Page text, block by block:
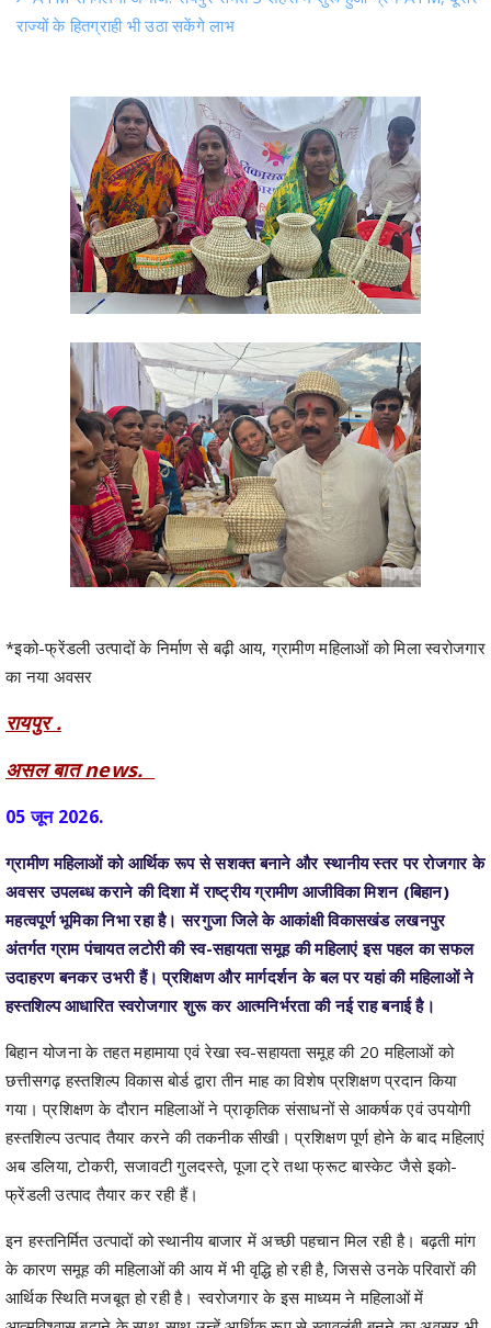
*इको-फ्रेंडली उत्पादों के निर्माण से बढ़ी आय, ग्रामीण महिलाओं को मिला स्वरोजगार
रायपुर .
अवसर उपलब्ध कराने की दिशा में राष्ट्रीय ग्रामीण आजीविका मिशन (बिहान)
महत्वपूर्ण भूमिका निभा रहा है। सरगुजा जिले के आकांक्षी विकासखंड लखनपुर
अंतर्गत ग्राम पंचायत लटोरी की स्व-सहायता समूह की महिलाएं इस पहल का सफल
उदाहरण बनकर उभरी हैं। प्रशिक्षण और मार्गदर्शन के बल पर यहां की महिलाओं ने
हस्तशिल्प आधारित स्वरोजगार शुरू कर आत्मनिर्भरता की नई राह बनाई है।
बिहान योजना के तहत महामाया एवं रेखा स्व-सहायता समूह की 20 महिलाओं को
छत्तीसगढ़ हस्तशिल्प विकास बोर्ड द्वारा तीन माह का विशेष प्रशिक्षण प्रदान किया
गया। प्रशिक्षण के दौरान महिलाओं ने प्राकृतिक संसाधनों से आकर्षक एवं उपयोगी
हस्तशिल्प उत्पाद तैयार करने की तकनीक सीखी। प्रशिक्षण पूर्ण होने के बाद महिलाएं
अब डलिया, टोकरी, सजावटी गुलदस्ते, पूजा ट्रे तथा फ्रूट बास्केट जैसे इको-
फ्रेंडली उत्पाद तैयार कर रही हैं।
इन हस्तनिर्मित उत्पादों को स्थानीय बाजार में अच्छी पहचान मिल रही है। बढ़ती मांग
के कारण समूह की महिलाओं की आय में भी वृद्धि हो रही है, जिससे उनके परिवारों की
आर्थिक स्थिति मजबूत हो रही है। स्वरोजगार के इस माध्यम ने महिलाओं में
आत्मविश्वास बढ़ाने के साथ-साथ उन्हें आर्थिक रूप से स्वावलंबी बनने का अवसर भी
प्रदान किया है।